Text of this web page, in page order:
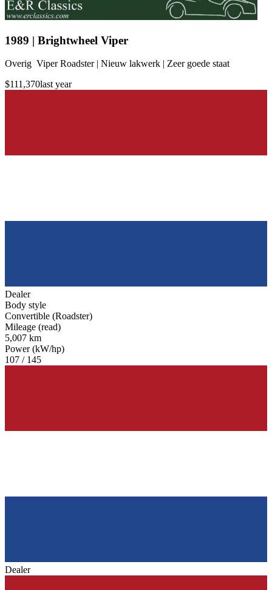
1989 | Brightwheel Viper
Overig Viper Roadster | Nieuw lakwerk | Zeer goede staat
$111,370last year
Dealer
Body style
Convertible (Roadster)
Mileage (read)
5,007 km
Power (kW/hp)
107 / 145
Dealer